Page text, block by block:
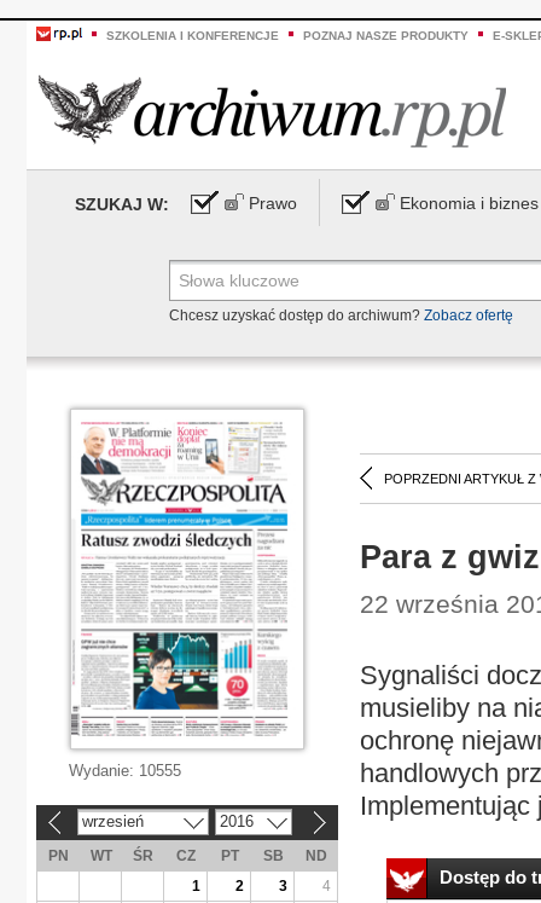
SZKOLENIA I KONFERENCJE POZNAJ NASZE PRODUKTY E-
SZUKAJ W: Prawo Ekonomia i biznes
Chcesz uzyskać dostęp do archiwum? Zobacz ofertę
POPRZEDNI ARTYKUŁ Z
Para z
22 września
Sygnaliści
musieliby na
ochronę
handlowych
Implementując
Dostęp do
Wydanie: 10555
wrzesień 2016
PN WT ŚR CZ PT SB
ND
1
2 3
4